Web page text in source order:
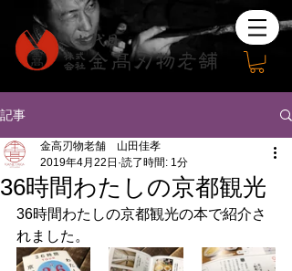
記事
36時間わたしの京都観光
金高刃物老舗 山田佳孝
2019年4月22日 読了時間: 1分
36時間わたしの京都観光の本で紹介さ
れました。